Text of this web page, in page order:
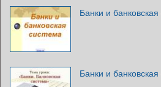
Банки и
Банки и